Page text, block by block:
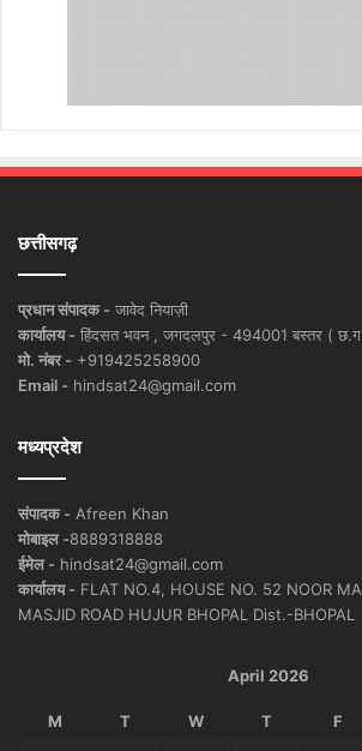
छत्तीसगढ़
प्रधान संपादक - जावेद नियाज़ी
कार्यालय - हिंदसत भवन , जगदलपुर - 494001 बस्तर (
मो. नंबर - +919425258900
Email - hindsat24@gmail.com
मध्यप्रदेश
संपादक - Afreen Khan
मोबाइल -8889318888
ईमेल - hindsat24@gmail.com
कार्यालय - FLAT NO.4, HOUSE NO. 52 NOOR
MASJID ROAD HUJUR BHOPAL Dist.-BHOPAL
April 2026
M T W T F